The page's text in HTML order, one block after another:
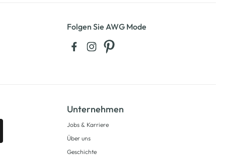
Folgen Sie AWG Mode
Unternehmen
Jobs & Karriere
Über uns
Geschichte